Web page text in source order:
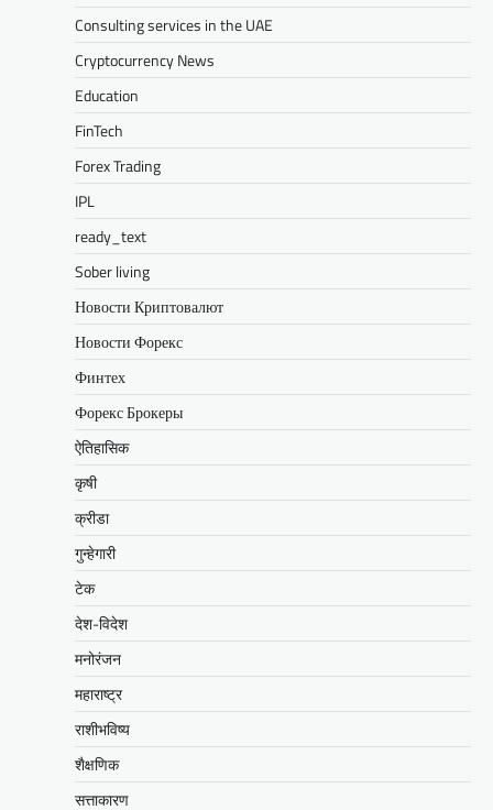
Consulting services in the UAE
Cryptocurrency News
Education
FinTech
Forex Trading
IPL
ready_text
Sober living
Новости Криптовалют
Новости Форекс
Финтех
Форекс Брокеры
ऐतिहासिक
कृषी
क्रीडा
गुन्हेगारी
टेक
देश-विदेश
मनोरंजन
महाराष्ट्र
राशीभविष्य
शैक्षणिक
सत्ताकारण